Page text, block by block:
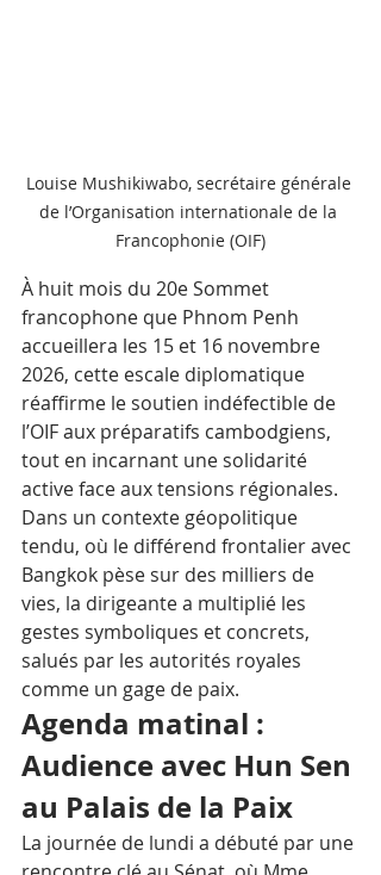
Louise Mushikiwabo, secrétaire générale
de l’Organisation internationale de la
Francophonie (OIF)
À huit mois du 20e Sommet
francophone que Phnom Penh
accueillera les 15 et 16 novembre
2026, cette escale diplomatique
réaffirme le soutien indéfectible de
l’OIF aux préparatifs cambodgiens,
tout en incarnant une solidarité
active face aux tensions régionales.
Dans un contexte géopolitique
tendu, où le différend frontalier avec
Bangkok pèse sur des milliers de
vies, la dirigeante a multiplié les
gestes symboliques et concrets,
salués par les autorités royales
comme un gage de paix.
Agenda matinal :
Audience avec Hun Sen
au Palais de la Paix
La journée de lundi a débuté par une